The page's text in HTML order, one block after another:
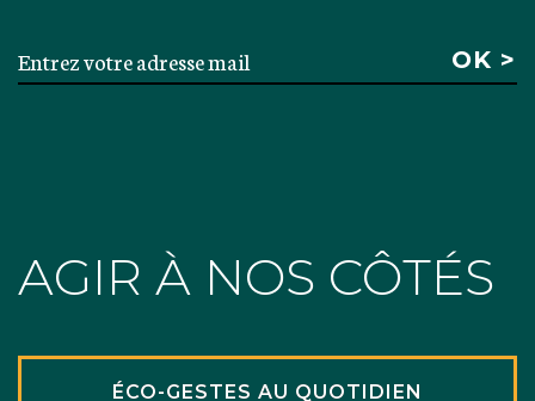
AGIR À NOS CÔTÉS
ÉCO-GESTES AU QUOTIDIEN